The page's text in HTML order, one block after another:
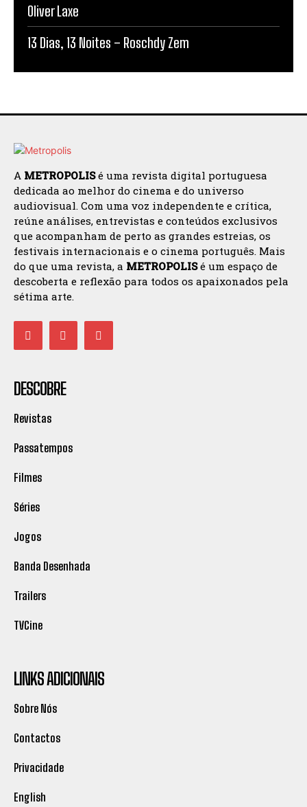
Oliver Laxe
13 Dias, 13 Noites – Roschdy Zem
A METROPOLISé uma revista digital portuguesa
dedicada ao melhor do cinema e do universo
audiovisual. Com uma voz independente e crítica,
reúne análises, entrevistas e conteúdos exclusivos
que acompanham de perto as grandes estreias, os
festivais internacionais e o cinema português. Mais
do que uma revista, a METROPOLISé um espaço de
descoberta e reflexão para todos os apaixonados pela
sétima arte.
DESCOBRE
Revistas
Passatempos
Filmes
Séries
Jogos
Banda Desenhada
Trailers
TVCine
LINKS ADICIONAIS
Sobre Nós
Contactos
Privacidade
English